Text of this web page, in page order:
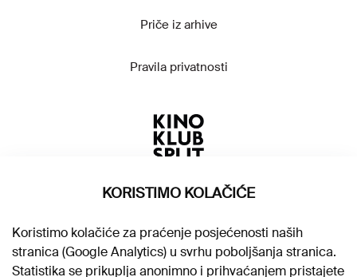
Priče iz arhive
Pravila privatnosti
KORISTIMO KOLAČIĆE
Koristimo kolačiće za praćenje posjećenosti naših
stranica (Google Analytics) u svrhu poboljšanja stranica.
Statistika se prikuplja anonimno i prihvaćanjem pristajete